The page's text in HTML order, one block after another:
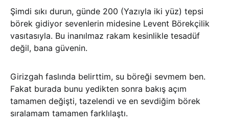
Şimdi sıkı durun, günde 200 (Yazıyla iki yüz) tepsi
börek gidiyor sevenlerin midesine Levent Börekçilik
vasıtasıyla. Bu inanılmaz rakam kesinlikle tesadüf
değil, bana güvenin.
Girizgah faslında belirttim, su böreği sevmem ben.
Fakat burada bunu yedikten sonra bakış açım
tamamen değişti, tazelendi ve en sevdiğim börek
sıralamam tamamen farklılaştı.